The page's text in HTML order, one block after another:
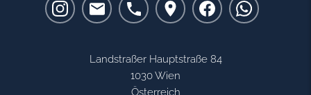
Landstraßer Hauptstraße 84
1030 Wien
Österreich